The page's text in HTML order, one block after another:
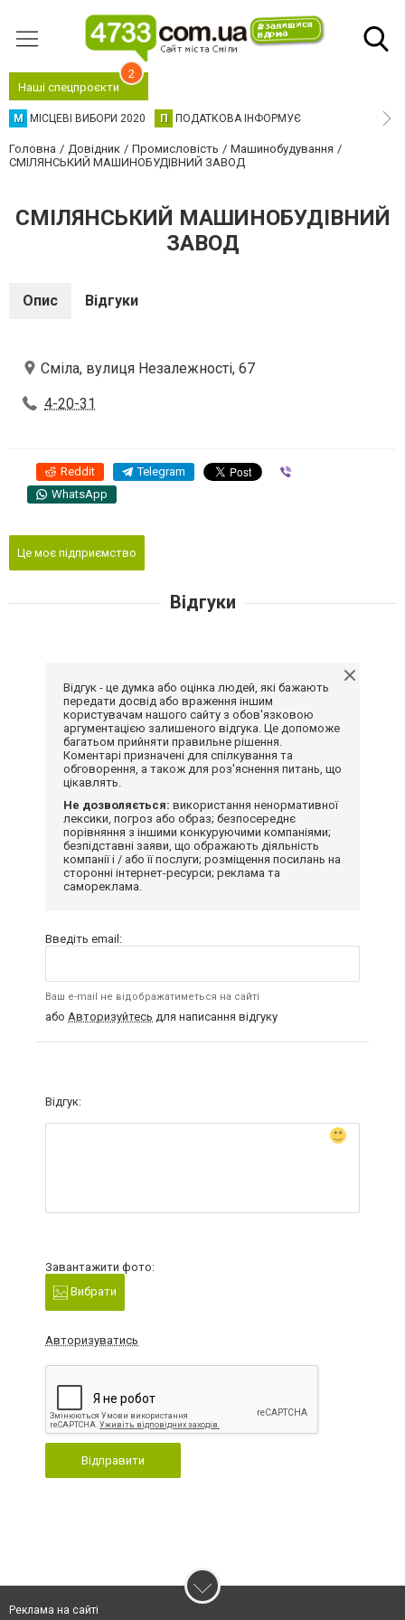
Наші спецпроєкти
2
М МІСЦЕВІ ВИБОРИ 2020 П ПОДАТКОВА ІНФОРМУЄ
Головна Довідник Промисловість
Машинобудування
СМІЛЯНСЬКИЙ МАШИНОБУДІВНИЙ ЗАВОД
СМІЛЯНСЬКИЙ МАШИНОБУДІВНИЙ
ЗАВОД
Опис Відгуки
Сміла, вулиця Незалежності, 67
4-20-31
Reddit Telegram
WhatsApp
Це моє підприємство
Відгуки
Відгук - це думка або оцінка людей, які бажають
передати досвід або враження іншим
користувачам нашого сайту з обов'язковою
аргументацією залишеного відгука. Це допоможе
багатьом прийняти правильне рішення.
Коментарі призначені для спілкування та
обговорення, а також для роз'яснення питань, що
цікавлять.
Не дозволяється: використання ненормативної
лексики, погроз або образ; безпосереднє
порівняння з іншими конкуруючими компаніями;
безпідставні заяви, що ображають діяльність
компанії і / або її послуги; розміщення посилань на
сторонні інтернет-ресурси; реклама та
самореклама.
Введіть email:
Ваш e-mail не відображатиметься на сайті
або Авторизуйтесь для написання відгуку
Відгук:
Завантажити фото:
Вибрати
Авторизуватись
Відправити
Реклама на сайті